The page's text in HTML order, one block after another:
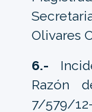
Olivares
6.-
Razón
7/579/